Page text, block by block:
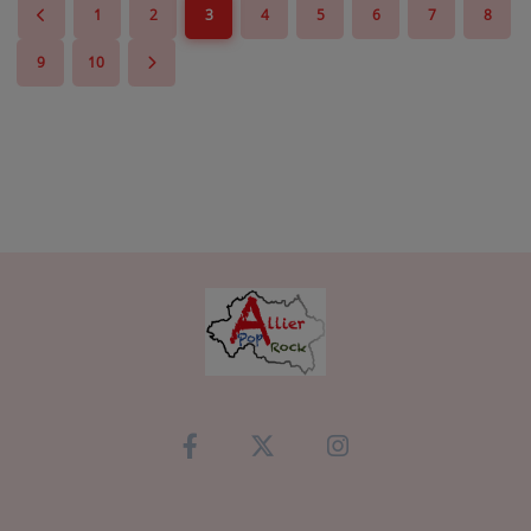
1 2 3 4 5 6 7 8
9 10